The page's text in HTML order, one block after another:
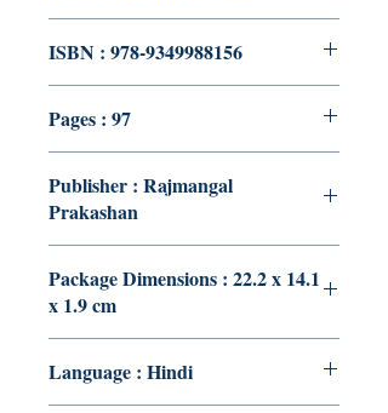
ISBN : 978-9349988156
Pages : 97
Publisher : Rajmangal
Prakashan
Package Dimensions : 22.2 x 14.1
x 1.9 cm
Language : Hindi